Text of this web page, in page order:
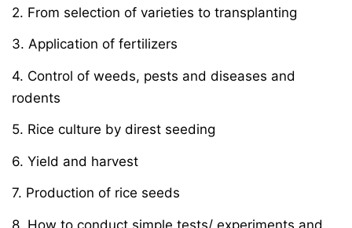
2. From selection of varieties to transplanting
3. Application of fertilizers
4. Control of weeds, pests and diseases and
rodents
5. Rice culture by direst seeding
6. Yield and harvest
7. Production of rice seeds
8. How to conduct simple tests/ experiments and